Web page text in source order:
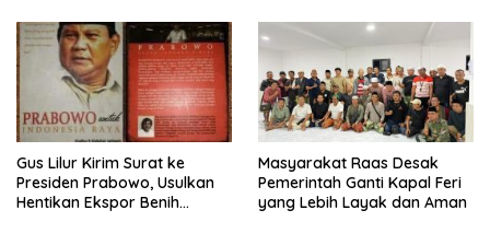
Kepastian
Gus Lilur Kirim Surat ke
Presiden Prabowo, Usulkan
Hentikan Ekspor Benih
Masyarakat Raas Desak
Pemerintah Ganti Kapal Feri
yang Lebih Layak dan Aman